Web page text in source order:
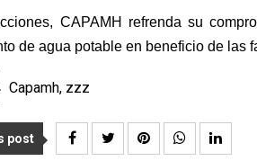
CAPAMH refrenda su
de agua potable en beneficio de las
Capamh, zzz
post